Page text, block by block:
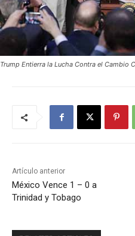
Trump Entierra la Lucha Contra el Cambio
Artículo anterior
México Vence 1 – 0 a
Trinidad y Tobago